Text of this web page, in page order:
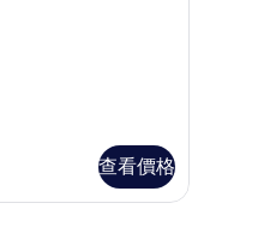
查看價格